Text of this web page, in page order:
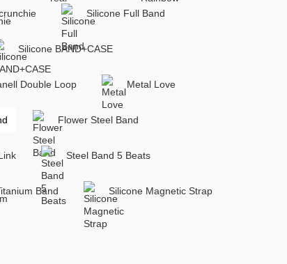
Silicone Full Band
Silicone BAND+CASE
Double Loop Metal Love
Flower Steel Band
Steel Band 5 Beats
Band Silicone Magnetic Strap